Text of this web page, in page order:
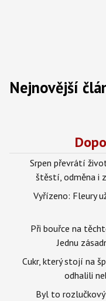
Nejnovější
Srpen převrátí
štěstí, odměna i
Vyřízeno: Fleury
Při bouřce na
Jednu
Cukr, který stojí na
odhalili
Byl to